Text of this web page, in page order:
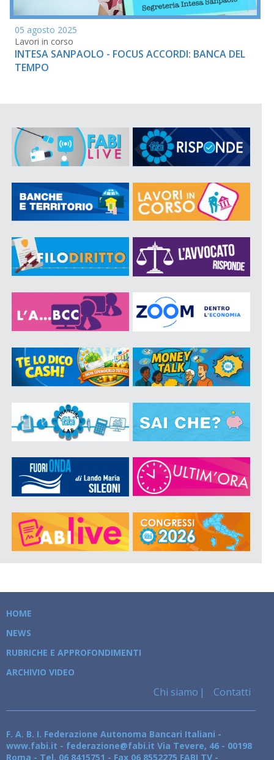
05 agosto 2025
Lavori in corso
INTESA SANPAOLO - FOCUS ACCORDI: BANCA DEL
TEMPO
HOME
NEWS
RUBRICHE E APPROFONDIMENTI
ARCHIVIO VIDEO
Chi siamo Contatti
F. A. B. I. Federazione Autonoma Bancari Italiani -
www.fabi.it - federazione@fabi.it Via Tevere, 46 - 00198
Roma - Tel. 06 8415751 - Fax 06 8552275 FABI TV -